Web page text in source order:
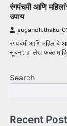
रंगपंचमी आणि
उपाय
रंगपंचमी आणि महिलांचे
सूचना: हा लेख फक्त
Search
Recent